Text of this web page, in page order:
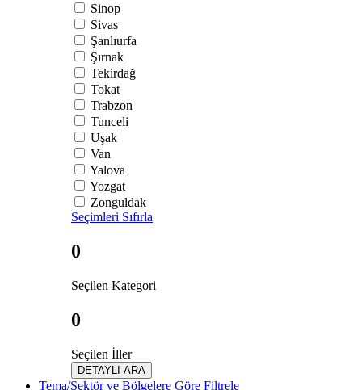
Sinop
Sivas
Şanlıurfa
Şırnak
Tekirdağ
Tokat
Trabzon
Tunceli
Uşak
Van
Yalova
Yozgat
Zonguldak
Seçimleri Sıfırla
0
Seçilen Kategori
0
Seçilen İller
DETAYLI ARA
Tema/Sektör ve Bölgelere Göre Filtrele